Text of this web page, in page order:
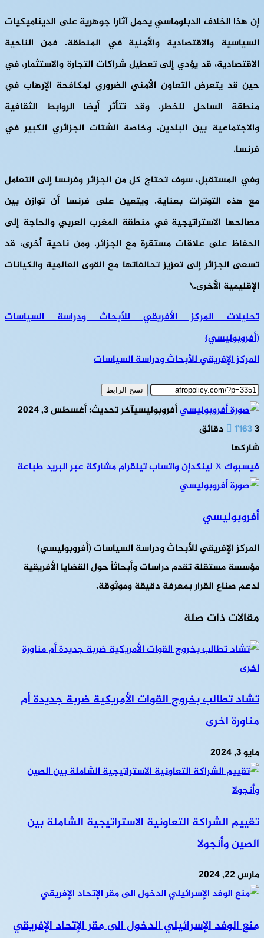
إن هذا الخلاف الدبلوماسي يحمل آثارا جوهرية على الديناميكيات
السياسية والاقتصادية والأمنية في المنطقة. فمن الناحية
الاقتصادية، قد يؤدي إلى تعطيل شراكات التجارة والاستثمار، في
حين قد يتعرض التعاون الأمني ​​الضروري لمكافحة الإرهاب في
منطقة الساحل للخطر. وقد تتأثر أيضا الروابط الثقافية
والاجتماعية بين البلدين، وخاصة الشتات الجزائري الكبير في
فرنسا.
وفي المستقبل، سوف تحتاج كل من الجزائر وفرنسا إلى التعامل
مع هذه التوترات بعناية. ويتعين على فرنسا أن توازن بين
مصالحها الاستراتيجية في منطقة المغرب العربي والحاجة إلى
الحفاظ على علاقات مستقرة مع الجزائر. ومن ناحية أخرى، قد
تسعى الجزائر إلى تعزيز تحالفاتها مع القوى العالمية والكيانات
الإقليمية الأخرى.\
تحليلات المركز الأفريقي للأبحاث ودراسة السياسات
(أفروبوليسي)
المركز الإفريقي للأبحاث ودراسة السياسات
نسخ الرابط
أفروبوليسيآخر تحديث: أغسطس 3, 2024
1٬1633 دقائق
شاركها
فيسبوك‫Xلينكدإنواتسابتيلقراممشاركة عبر البريدطباعة
أفروبوليسي
المركز الإفريقي للأبحاث ودراسة السياسات (أفروبوليسي)
مؤسسة مستقلة تقدم دراسات وأبحاثاً حول القضايا الأفريقية
لدعم صناع القرار بمعرفة دقيقة وموثوقة.
مقالات ذات صلة
تشاد تطالب بخروج القوات الأمريكية ضربة جديدة أم
مناورة اخرى
مايو 3, 2024
تقييم الشراكة التعاونية الاستراتيجية الشاملة بين
الصين وأنجولا
مارس 22, 2024
منع الوفد الإسرائيلي الدخول الى مقر الإتحاد الإفريقي